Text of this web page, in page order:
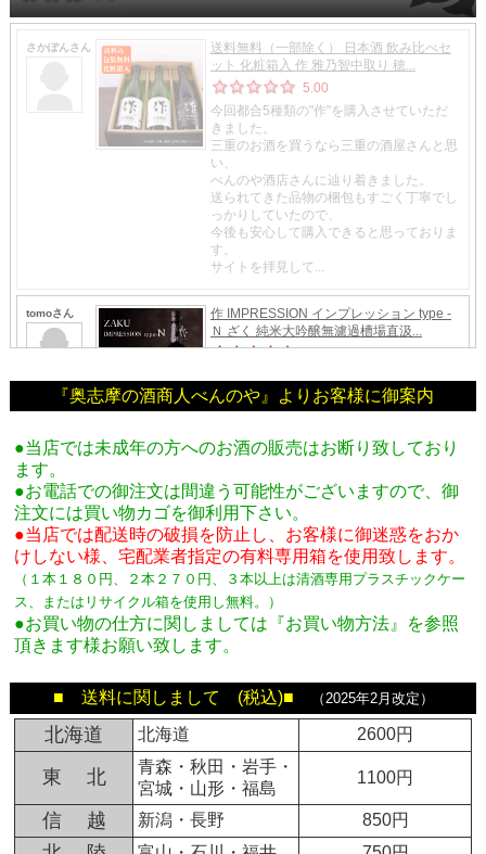
『奥志摩の酒商人べんのや』よりお客様に御案内
●当店では未成年の方へのお酒の販売はお断り致しており
ます。
●お電話での御注文は間違う可能性がございますので、御
注文には買い物カゴを御利用下さい。
●当店では配送時の破損を防止し、お客様に御迷惑をおか
けしない様、宅配業者指定の有料専用箱を使用致します。
（１本１８０円、２本２７０円、３本以上は清酒専用プラスチックケー
ス、またはリサイクル箱を使用し無料。
）
●お買い物の仕方に関しましては『お買い物方法』を参照
頂きます様お願い致します。
■ 送料に関しまして (税込)■ （2025年2月改定）
北海道 北海道 2600円
東 北
青森・秋田・岩手・
宮城・山形・福島
1100円
信 越 新潟・長野 850円